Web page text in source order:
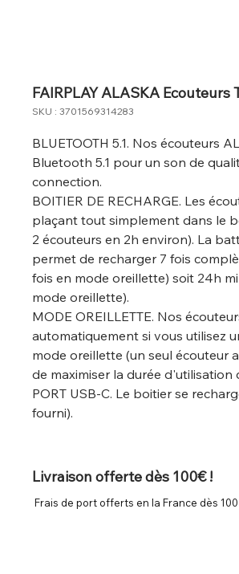
FAIRPLAY ALASKA Ecouteurs
SKU : 3701569314283
BLUETOOTH 5.1. Nos écouteurs
Bluetooth 5.1 pour un son de
connection.
BOITIER DE RECHARGE. Les
plaçant tout simplement dans le
2 écouteurs en 2h environ). La
permet de recharger 7 fois
fois en mode oreillette) soit 24h
mode oreillette).
MODE OREILLETTE. Nos
automatiquement si vous utilisez
mode oreillette (un seul écouteur
de maximiser la durée d'utilisation
PORT USB-C. Le boitier se
fourni).
Livraison offerte dès 100€ !
Frais de port offerts en la France dès